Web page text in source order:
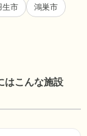
生市 鴻巣市
はこんな施設